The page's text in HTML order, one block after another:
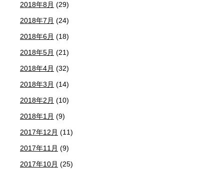
2018年8月 (29)
2018年7月 (24)
2018年6月 (18)
2018年5月 (21)
2018年4月 (32)
2018年3月 (14)
2018年2月 (10)
2018年1月 (9)
2017年12月 (11)
2017年11月 (9)
2017年10月 (25)